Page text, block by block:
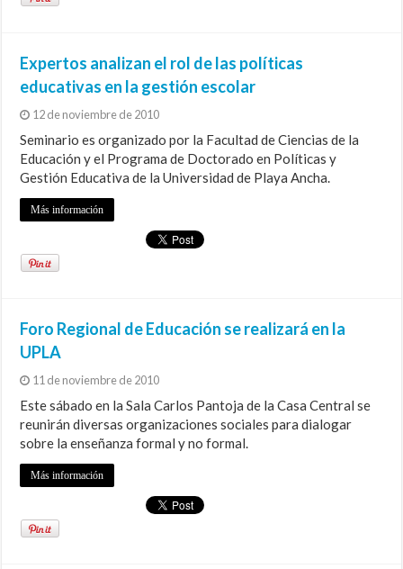
Expertos analizan el rol de las políticas
educativas en la gestión escolar
12 de noviembre de 2010
Seminario es organizado por la Facultad de Ciencias de la
Educación y el Programa de Doctorado en Políticas y
Gestión Educativa de la Universidad de Playa Ancha.
Más información
Foro Regional de Educación se realizará en la
UPLA
11 de noviembre de 2010
Este sábado en la Sala Carlos Pantoja de la Casa Central se
reunirán diversas organizaciones sociales para dialogar
sobre la enseñanza formal y no formal.
Más información